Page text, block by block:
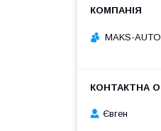
MAKS-AUTO
Євген